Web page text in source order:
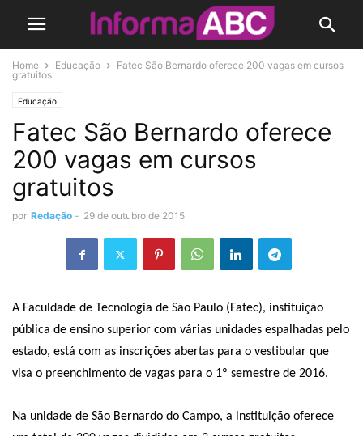
Home Educação
Fatec São Bernardo oferece 200 vagas em cursos
gratuitos
Educação
Fatec São Bernardo oferece
200 vagas em cursos
gratuitos
por Redação - 29 de outubro de 2015
A Faculdade de Tecnologia de São Paulo (Fatec), instituição
pública de ensino superior com várias unidades espalhadas pelo
estado, está com as inscrições abertas para o vestibular que
visa o preenchimento de vagas para o 1º semestre de 2016.
Na unidade de São Bernardo do Campo, a instituição oferece